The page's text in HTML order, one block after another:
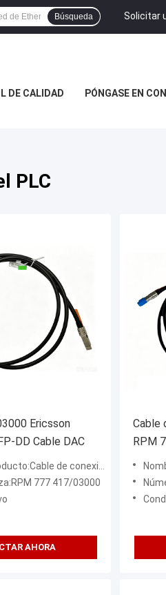
Solicitar
Búsqueda
DE CALIDAD PÓNGASE EN
PLC
Ericsson
DD Cable DAC
de conexión de fibra óptica
777 417/03000
AHORA
Cable
RPM
de